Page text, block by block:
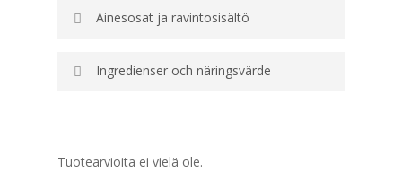
Ainesosat ja ravintosisältö
Ingredienser och näringsvärde
Tuotearvioita ei vielä ole.